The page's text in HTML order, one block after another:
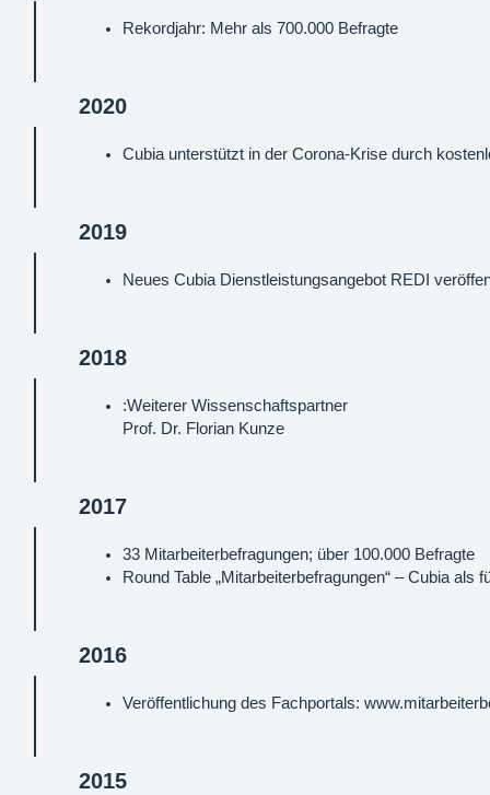
Rekordjahr: Mehr als 700.000 Befragte
2020
Cubia unterstützt in der Corona-Krise durch
2019
Neues Cubia Dienstleistungsangebot REDI
2018
:Weiterer Wissenschaftspartner
Prof. Dr. Florian Kunze
2017
33 Mitarbeiterbefragungen; über 100.000 Befragte
Round Table „Mitarbeiterbefragungen“ – Cubia als
2016
Veröffentlichung des Fachportals:
2015